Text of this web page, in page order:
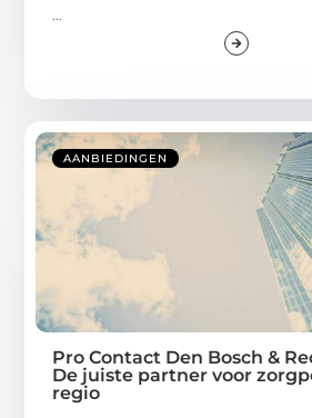
AANBIEDINGEN
Pro Contact Den Bosch &
De juiste partner voor
regio